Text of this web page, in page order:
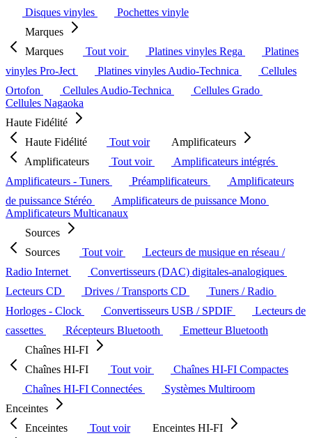
Disques vinyles
Pochettes vinyle
Marques
Marques
Tout voir Platines vinyles Rega
Platines
vinyles Pro-Ject
Platines vinyles Audio-Technica
Cellules
Ortofon
Cellules Audio-Technica
Cellules Grado
Cellules Nagaoka
Haute Fidélité
Haute Fidélité
Tout voir
Amplificateurs
Amplificateurs
Tout voir
Amplificateurs intégrés
Amplificateurs - Tuners
Préamplificateurs
Amplificateurs
de puissance Stéréo
Amplificateurs de puissance Mono
Amplificateurs Multicanaux
Sources
Sources
Tout voir
Lecteurs de musique en réseau /
Radio Internet
Convertisseurs (DAC) digitales-analogiques
Lecteurs CD
Drives / Transports CD
Tuners / Radio
Horloges - Clock
Convertisseurs USB / SPDIF
Lecteurs de
cassettes
Récepteurs Bluetooth
Emetteur Bluetooth
Chaînes HI-FI
Chaînes HI-FI
Tout voir
Chaînes HI-FI Compactes
Chaînes HI-FI Connectées
Systèmes Multiroom
Enceintes
Enceintes
Tout voir
Enceintes HI-FI